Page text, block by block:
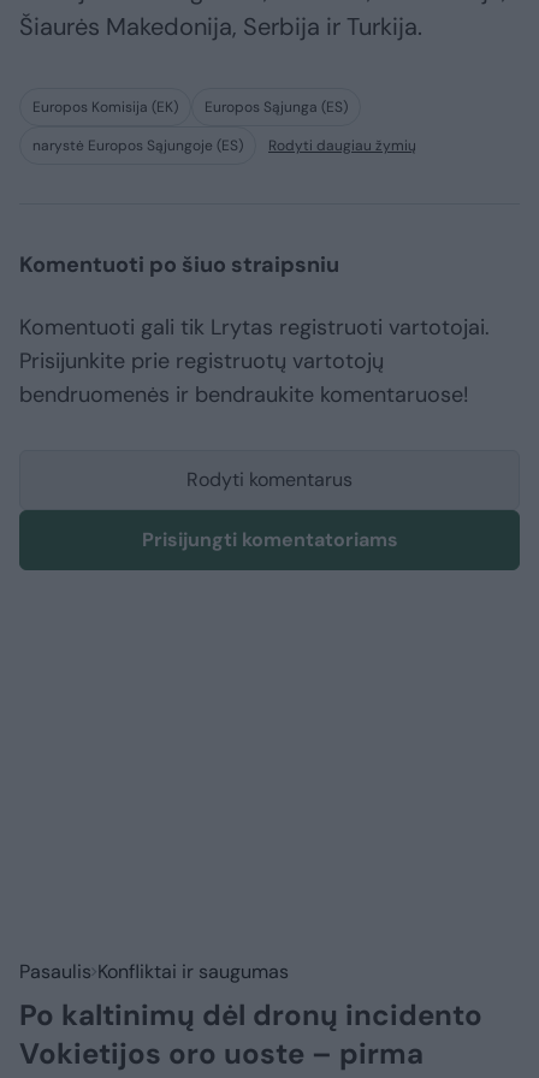
Šiaurės Makedonija, Serbija ir Turkija.
Europos Komisija (EK)
Europos Sąjunga (ES)
narystė Europos Sąjungoje (ES)
Rodyti daugiau žymių
Komentuoti po šiuo straipsniu
Komentuoti gali tik Lrytas registruoti vartotojai.
Prisijunkite prie registruotų vartotojų
bendruomenės ir bendraukite komentaruose!
Rodyti komentarus
Prisijungti komentatoriams
Pasaulis Konfliktai ir saugumas
Po kaltinimų dėl dronų incidento
Vokietijos oro uoste – pirma